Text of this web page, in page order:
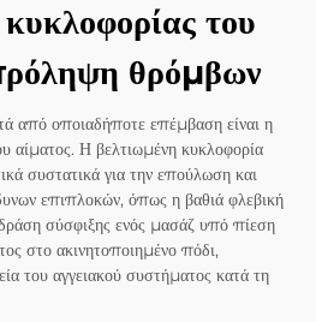
του
θρόμβων
από οποιαδήποτε επέμβαση είναι η
αίματος. Η βελτιωμένη κυκλοφορία
συστατικά για την επούλωση και
επιπλοκών, όπως η βαθιά φλεβική
σύσφιξης ενός μασάζ υπό πίεση
στο ακινητοποιημένο πόδι,
του αγγειακού συστήματος κατά τη